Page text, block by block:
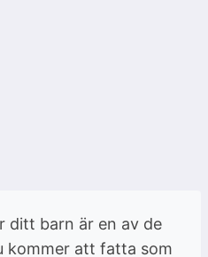
ditt barn är en av de
kommer att fatta som